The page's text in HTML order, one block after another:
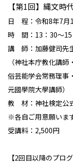
【第1回】縄文時
日 程：令和8年7月
時 間：13：30～15
講 師：加藤健司先
（神社本庁教化講
俗芸能学会常務理事
元國學院大學講師）
教 材：神社検定公
※各自ご用意願いま
受講料：2,500円
【2回目以降のプログ